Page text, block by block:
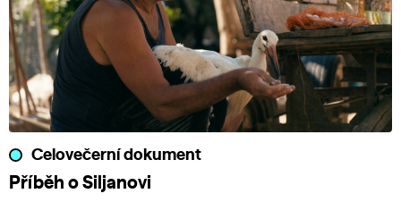
Celovečerní dokument
Příběh o Siljanovi